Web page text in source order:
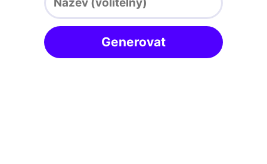
Generovat